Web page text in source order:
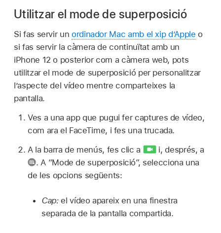
Utilitzar el mode de superposició
Si fas servir un ordinador Mac amb el xip d’Apple o
si fas servir la càmera de continuïtat amb un
iPhone 12 o posterior com a càmera web, pots
utilitzar el mode de superposició per personalitzar
l’aspecte del vídeo mentre comparteixes la
pantalla.
Ves a una app que pugui fer captures de vídeo,
com ara el FaceTime, i fes una trucada.
A la barra de menús, fes clic a
i, després, a
. A “Mode de superposició”, selecciona una
de les opcions següents:
Cap:el vídeo apareix en una finestra
separada de la pantalla compartida.